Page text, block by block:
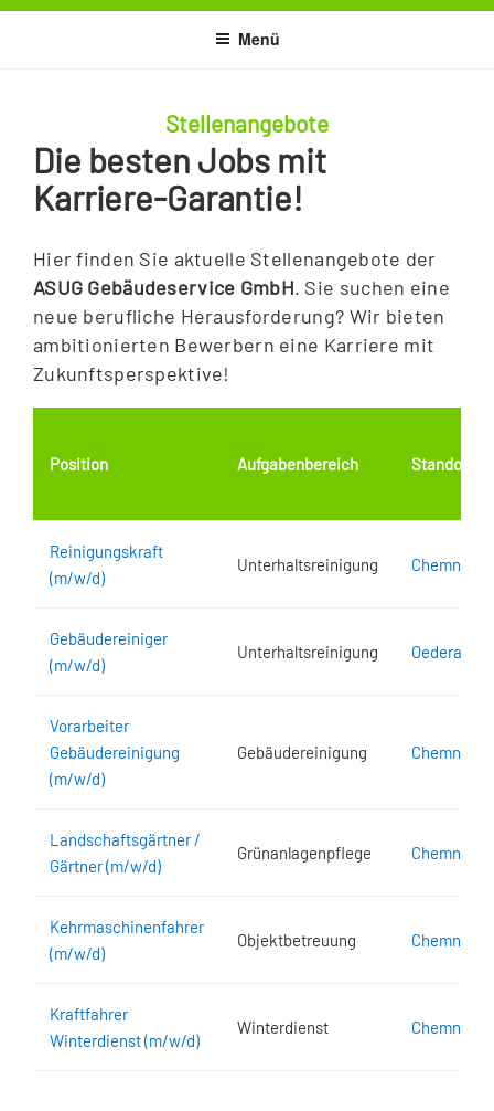
Zum
Menü
Stellenangebote
Die besten Jobs mit
Karriere-Garantie!
Hier finden Sie aktuelle Stellenangebote der
ASUG Gebäudeservice GmbH. Sie suchen eine
neue berufliche Herausforderung? Wir bieten
ambitionierten Bewerbern eine Karriere mit
Zukunftsperspektive!
Position Aufgabenbereich Standort
Reinigungskraft
(m/w/d)
Unterhaltsreinigung Chemnitz
Gebäudereiniger
(m/w/d)
Unterhaltsreinigung Oederan
Vorarbeiter
Gebäudereinigung
(m/w/d)
Gebäudereinigung Chemnitz
Landschaftsgärtner /
Gärtner (m/w/d)
Grünanlagenpflege Chemnitz
Kehrmaschinenfahrer
(m/w/d)
Objektbetreuung Chemnitz
Kraftfahrer
Winterdienst (m/w/d)
Winterdienst Chemnitz